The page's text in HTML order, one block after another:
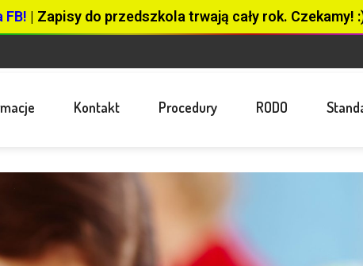
FB! | Zapisy do przedszkola trwają cały rok. Czekamy!
Kontakt Procedury RODO